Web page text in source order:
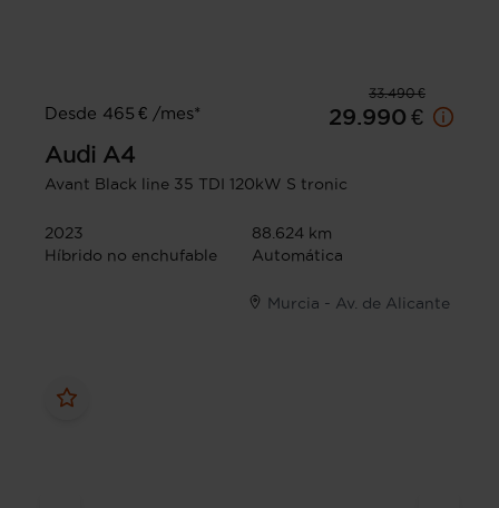
33.490 €
Desde 465 € /mes*
29.990 €
Audi A4
Avant Black line 35 TDI 120kW S tronic
2023
88.624 km
Híbrido no enchufable
Automática
Murcia - Av. de Alicante